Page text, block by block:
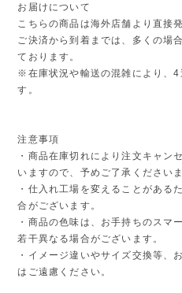
お届けについて
こちらの商品は海外店舗より直接
ご決済から到着までは、多くの場
ております。
※在庫状況や輸送の混雑により、4
す。
注意事項
・商品在庫切れにより注文キャン
いますので、予めご了承くださいま
・仕入れ工場を変えることがある
合がございます。
・商品の色味は、お手持ちのスマ
若干異なる場合がございます。
・イメージ違いやサイズ交換等、
はご遠慮ください。